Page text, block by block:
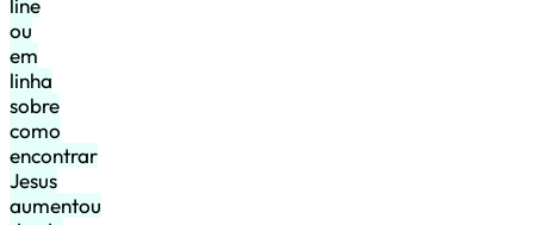
line
ou
em
linha
sobre
como
encontrar
Jesus
aumentou